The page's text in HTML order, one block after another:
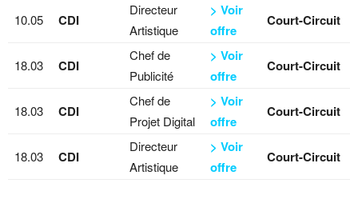
10.05 CDI
Directeur
Artistique
> Voir
offre
Court-Circuit
18.03 CDI
Chef de
Publicité
> Voir
offre
Court-Circuit
18.03 CDI
Chef de
Projet Digital
> Voir
offre
Court-Circuit
18.03 CDI
Directeur
Artistique
> Voir
offre
Court-Circuit